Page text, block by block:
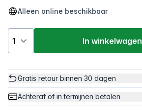
Alleen online beschikbaar
In winkelwagen
Gratis retour binnen 30 dagen
Achteraf of in termijnen betalen